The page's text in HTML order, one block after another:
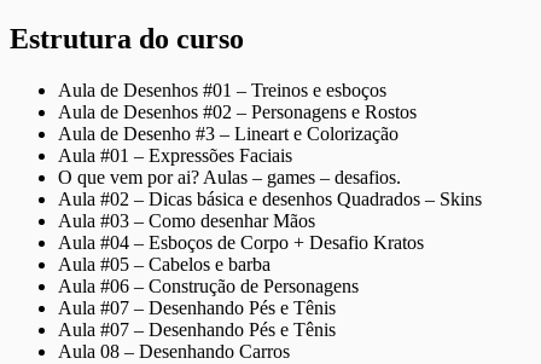
Estrutura do curso
Aula de Desenhos #01 – Treinos e esboços
Aula de Desenhos #02 – Personagens e Rostos
Aula de Desenho #3 – Lineart e Colorização
Aula #01 – Expressões Faciais
O que vem por ai? Aulas – games – desafios.
Aula #02 – Dicas básica e desenhos Quadrados – Skins
Aula #03 – Como desenhar Mãos
Aula #04 – Esboços de Corpo + Desafio Kratos
Aula #05 – Cabelos e barba
Aula #06 – Construção de Personagens
Aula #07 – Desenhando Pés e Tênis
Aula #07 – Desenhando Pés e Tênis
Aula 08 – Desenhando Carros